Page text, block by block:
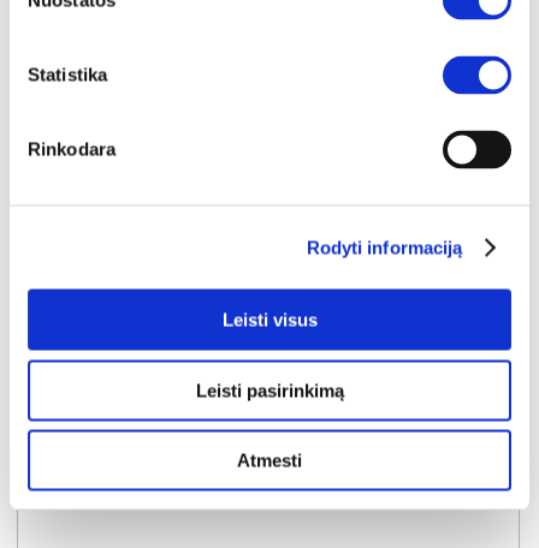
Statistika
Rinkodara
Rodyti informaciją
Leisti visus
Leisti pasirinkimą
Atmesti
Kaina:
124€